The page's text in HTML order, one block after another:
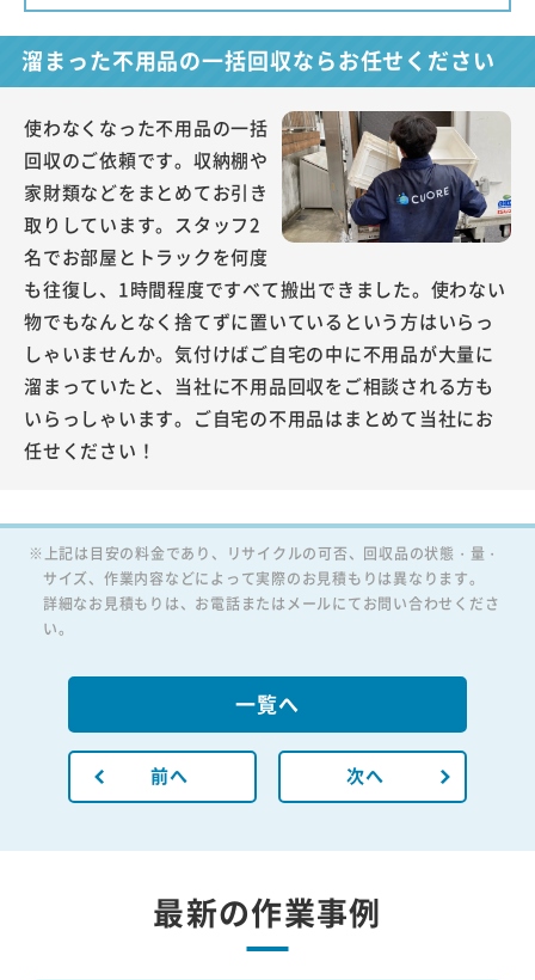
溜まった不用品の一括回収ならお任せください
使わなくなった不用品の一括
回収のご依頼です。収納棚や
家財類などをまとめてお引き
取りしています。スタッフ2
名でお部屋とトラックを何度
も往復し、1時間程度ですべて搬出できました。使わない
物でもなんとなく捨てずに置いているという方はいらっ
しゃいませんか。気付けばご自宅の中に不用品が大量に
溜まっていたと、当社に不用品回収をご相談される方も
いらっしゃいます。ご自宅の不用品はまとめて当社にお
任せください！
※上記は目安の料金であり、リサイクルの可否、回収品の状態・量・
サイズ、作業内容などによって実際のお見積もりは異なります。
詳細なお見積もりは、お電話またはメールにてお問い合わせくださ
い。
前へ
一覧へ
次へ
最新の作業事例